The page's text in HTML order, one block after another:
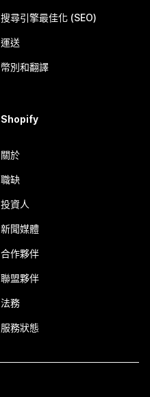
搜尋引擎最佳化 (SEO)
運送
幣別和翻譯
Shopify
關於
職缺
投資人
新聞媒體
合作夥伴
聯盟夥伴
法務
服務狀態